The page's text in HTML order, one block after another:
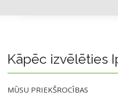
Kāpēc izvēlēties
MŪSU PRIEKŠROCĪBAS